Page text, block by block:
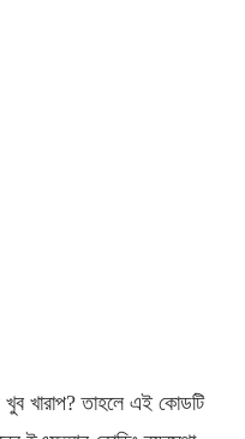
খারাপ? তাহলে এই কোডটি